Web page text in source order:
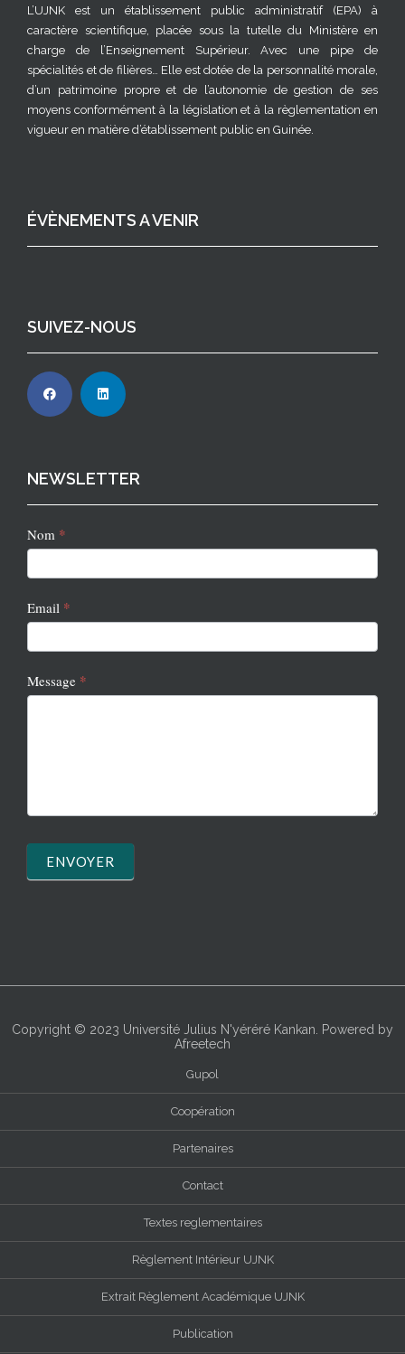
L’UJNK est un établissement public administratif (EPA) à
caractère scientifique, placée sous la tutelle du Ministère en
charge de l’Enseignement Supérieur. Avec une pipe de
spécialités et de filières… Elle est dotée de la personnalité morale,
d’un patrimoine propre et de l’autonomie de gestion de ses
moyens conformément à la législation et à la règlementation en
vigueur en matière d’établissement public en Guinée.
ÉVÈNEMENTS A VENIR
SUIVEZ-NOUS
NEWSLETTER
Newsletter
2
Nom *
Email *
Message *
ENVOYER
Gupol
Coopération
Partenaires
Contact
Textes reglementaires
Règlement Intérieur UJNK
Extrait Règlement Académique UJNK
Publication
Copyright © 2023 Université Julius N'yéréré Kankan . Powered by
Afreetech